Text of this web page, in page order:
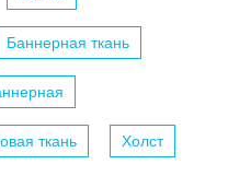
Баннерная ткань
ткань Холст